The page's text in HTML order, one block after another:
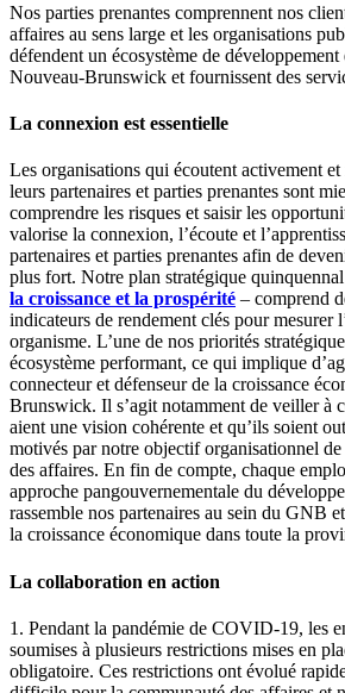
Nos parties prenantes comprennent nos
affaires au sens large et les organisations
défendent un écosystème de
Nouveau-Brunswick et fournissent des
La connexion est essentielle
Les organisations qui écoutent activement
leurs partenaires et parties prenantes sont
comprendre les risques et saisir les
valorise la connexion, l’écoute et
partenaires et parties prenantes afin de
plus fort. Notre plan stratégique
la croissance et la prospérité – comprend
indicateurs de rendement clés pour mesurer
organisme. L’une de nos priorités
écosystème performant, ce qui implique
connecteur et défenseur de la croissance
Brunswick. Il s’agit notamment de veiller à
aient une vision cohérente et qu’ils soient
motivés par notre objectif organisationnel
des affaires. En fin de compte, chaque
approche pangouvernementale du
rassemble nos partenaires au sein du GNB
la croissance économique dans toute la
La collaboration en action
1. Pendant la pandémie de COVID-19, les
soumises à plusieurs restrictions mises en
obligatoire. Ces restrictions ont évolué